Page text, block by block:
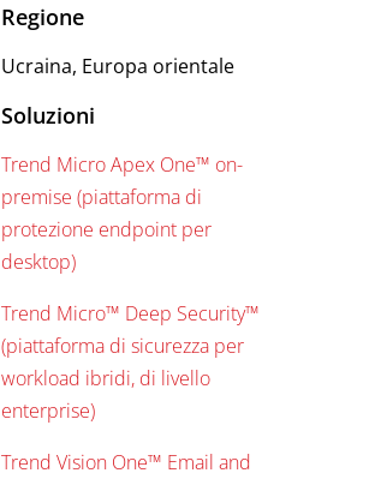
Regione
Ucraina, Europa orientale
Soluzioni
Trend Micro Apex One™ on-
premise (piattaforma di
protezione endpoint per
desktop)
Trend Micro™ Deep Security™
(piattaforma di sicurezza per
workload ibridi, di livello
enterprise)
Trend Vision One™ Email and